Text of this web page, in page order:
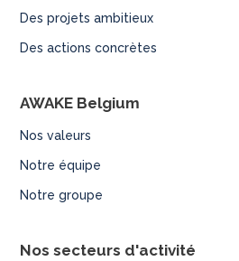
Des projets ambitieux
Des actions concrètes
AWAKE Belgium
Nos valeurs
Notre équipe
Notre groupe
Nos secteurs d'activité